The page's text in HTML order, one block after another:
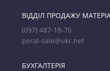
ВІДДІЛ ПРОДАЖУ
(097) 487-18-70
peral-sale@ukr.net
БУХГАЛТЕРІЯ